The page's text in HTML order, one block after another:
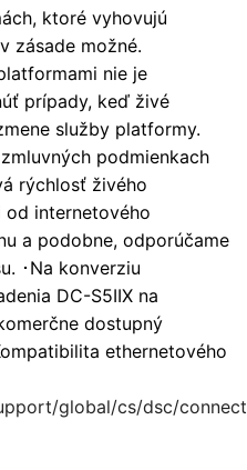
ktoré vyhovujú
zásade možné.
nie je
prípady, keď živé
služby platformy.
podmienkach
rýchlosť živého
od internetového
a podobne, odporúčame
･Na konverziu
DC-S5IIX na
dostupný
ethernetového
global/cs/dsc/